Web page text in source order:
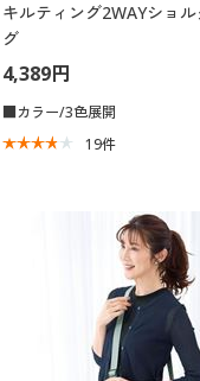
キルティング2WAYショル
グ
4,389円
■カラー/3色展開
19件